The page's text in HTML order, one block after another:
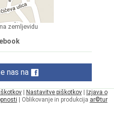
zemljevidu
nas na
| Nastavitve piškotkov| Izjava o
| Oblikovanje in produkcija ar©tur